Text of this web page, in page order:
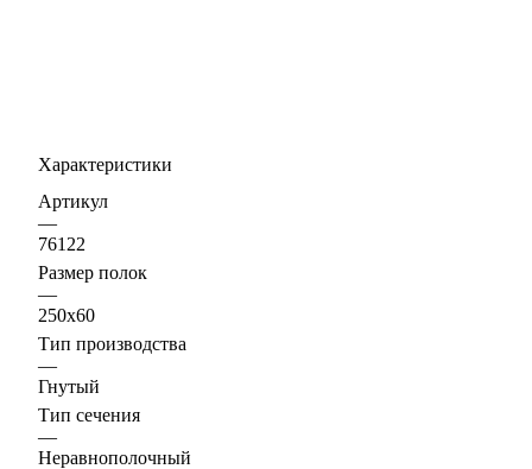
Характеристики
Артикул
—
76122
Размер полок
—
250х60
Тип производства
—
Гнутый
Тип сечения
—
Неравнополочный